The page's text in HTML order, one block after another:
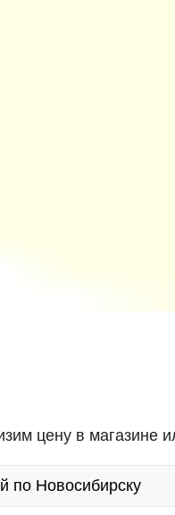
цену в магазине
по Новосибирску